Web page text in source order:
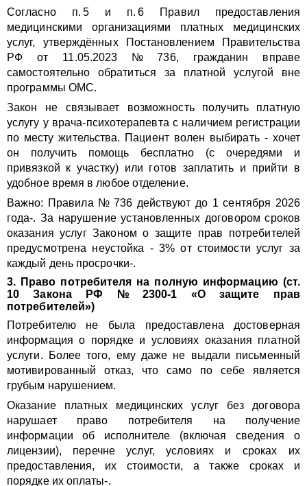
Согласно п. 5 и п. 6 Правил предоставления
медицинскими организациями платных медицинских
услуг, утверждённых Постановлением Правительства
РФ от 11.05.2023 № 736, гражданин вправе
самостоятельно обратиться за платной услугой вне
программы ОМС.
Закон не связывает возможность получить платную
услугу у врача-психотерапевта с наличием регистрации
по месту жительства. Пациент волен выбирать - хочет
он получить помощь бесплатно (с очередями и
привязкой к участку) или готов заплатить и прийти в
удобное время в любое отделение.
Важно: Правила № 736 действуют до 1 сентября 2026
года-. За нарушение установленных договором сроков
оказания услуг Законом о защите прав потребителей
предусмотрена неустойка - 3% от стоимости услуг за
каждый день просрочки-.
3. Право потребителя на полную информацию (ст.
10 Закона РФ № 2300‑1 «О защите прав
потребителей»)
Потребителю не была предоставлена достоверная
информация о порядке и условиях оказания платной
услуги. Более того, ему даже не выдали письменный
мотивированный отказ, что само по себе является
грубым нарушением.
Оказание платных медицинских услуг без договора
нарушает право потребителя на получение
информации об исполнителе (включая сведения о
лицензии), перечне услуг, условиях и сроках их
предоставления, их стоимости, а также сроках и
порядке их оплаты-.